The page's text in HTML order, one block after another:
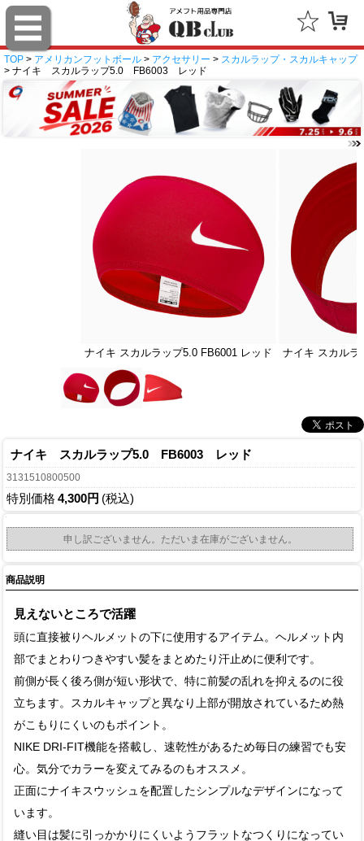
TOP > アメリカンフットボール > アクセサリー > スカルラップ・スカルキャップ
> ナイキ スカルラップ5.0 FB6003 レッド
ナイキ スカルラップ5.0 FB6001 レッド ナイキ スカルラ
ナイキ スカルラップ5.0 FB6003 レッド
3131510800500
特別価格 4,300円 (税込)
申し訳ございません。ただいま在庫がございません。
商品説明
見えないところで活躍
頭に直接被りヘルメットの下に使用するアイテム。ヘルメット内
部でまとわりつきやすい髪をまとめたり汗止めに便利です。
前側が長く後ろ側が短い形状で、特に前髪の乱れを抑えるのに役
立ちます。スカルキャップと異なり上部が開放されているため熱
がこもりにくいのもポイント。
NIKE DRI-FIT機能を搭載し、速乾性があるため毎日の練習でも安
心。気分でカラーを変えてみるのもオススメ。
正面にナイキスウッシュを配置したシンプルなデザインになって
います。
縫い目は髪に引っかかりにくいようフラットなつくりになってい